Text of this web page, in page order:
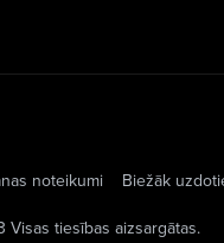
noteikumi Biežāk
tiesības aizsargātas.